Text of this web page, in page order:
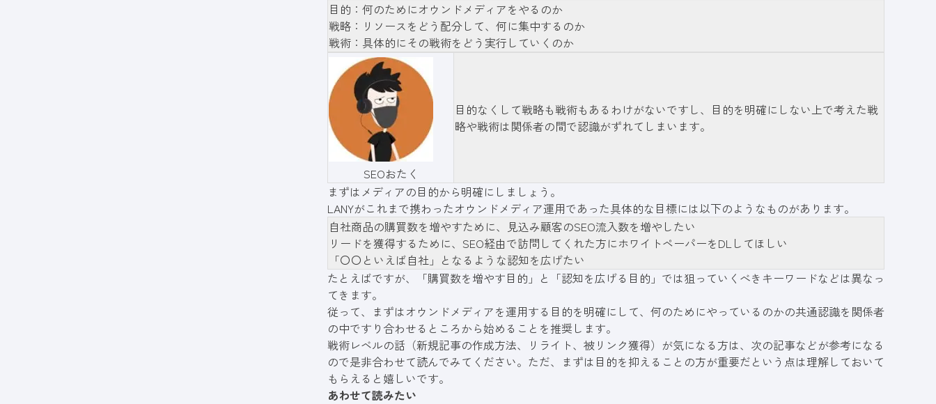
目的：何のためにオウンドメディアをやるのか
戦略：リソースをどう配分して、何に集中するのか
戦術：具体的にその戦術をどう実行していくのか
SEOおたく
目的なくして戦略も戦術もあるわけがないですし、目的を明確にしない上で考えた戦
略や戦術は関係者の間で認識がずれてしまいます。
まずはメディアの目的から明確にしましょう。
LANYがこれまで携わったオウンドメディア運用であった具体的な目標には以下のようなものがあります。
自社商品の購買数を増やすために、見込み顧客のSEO流入数を増やしたい
リードを獲得するために、SEO経由で訪問してくれた方にホワイトペーパーをDLしてほしい
「〇〇といえば自社」となるような認知を広げたい
たとえばですが、「購買数を増やす目的」と「認知を広げる目的」では狙っていくべきキーワードなどは異なっ
てきます。
従って、まずはオウンドメディアを運用する目的を明確にして、何のためにやっているのかの共通認識を関係者
の中ですり合わせるところから始めることを推奨します。
戦術レベルの話（新規記事の作成方法、リライト、被リンク獲得）が気になる方は、次の記事などが参考になる
ので是非合わせて読んでみてください。ただ、まずは目的を抑えることの方が重要だという点は理解しておいて
もらえると嬉しいです。
あわせて読みたい